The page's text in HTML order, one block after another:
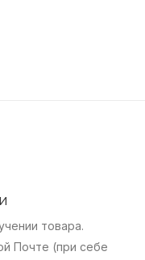
товара.
Почте (при себе